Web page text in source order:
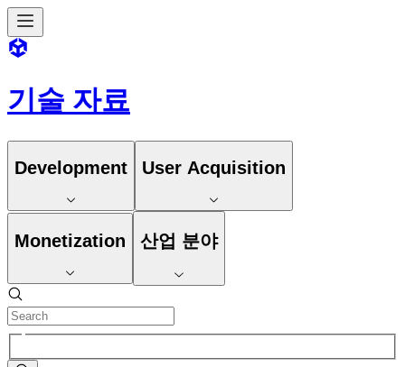
기술 자료
Development User Acquisition
Monetization 산업 분야